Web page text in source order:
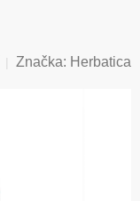
Značka: Herbatica